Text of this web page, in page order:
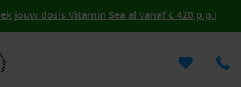
jouw dosis Vitamin Sea al vanaf € 420 p.p.!